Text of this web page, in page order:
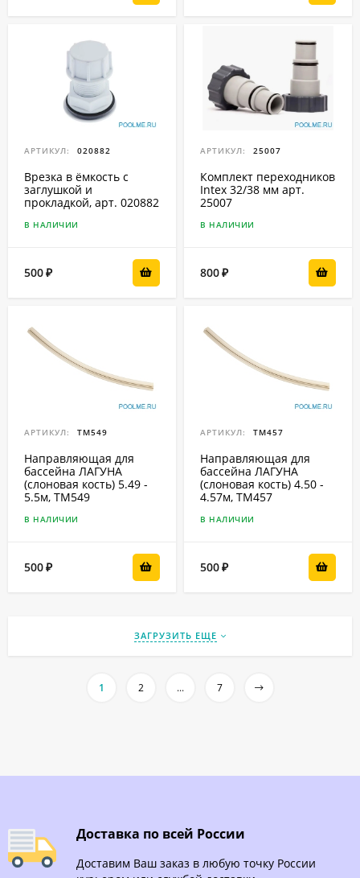
АРТИКУЛ: 020882
Врезка в ёмкость с
заглушкой и
прокладкой, арт. 020882
В НАЛИЧИИ
500₽
АРТИКУЛ: 25007
Комплект переходников
Intex 32/38 мм арт.
25007
В НАЛИЧИИ
800₽
АРТИКУЛ: ТМ549
Направляющая для
бассейна ЛАГУНА
(слоновая кость) 5.49 -
5.5м, ТМ549
В НАЛИЧИИ
500₽
АРТИКУЛ: ТМ457
Направляющая для
бассейна ЛАГУНА
(слоновая кость) 4.50 -
4.57м, ТМ457
В НАЛИЧИИ
500₽
ЗАГРУЗИТЬ ЕЩЕ
1 2 ... 7
Доставка по всей России
Доставим Ваш заказ в любую точку России